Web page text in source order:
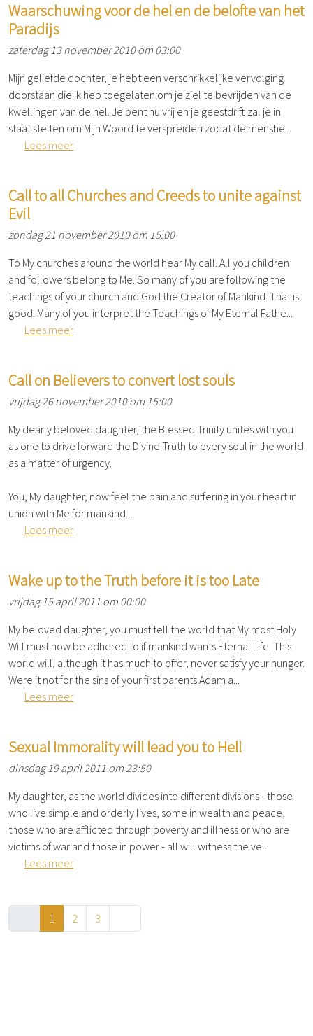
Waarschuwing voor de hel en de belofte van het
Paradijs
zaterdag 13 november 2010 om 03:00
Mijn geliefde dochter, je hebt een verschrikkelijke vervolging
doorstaan die Ik heb toegelaten om je ziel te bevrijden van de
kwellingen van de hel. Je bent nu vrij en je geestdrift zal je in
staat stellen om Mijn Woord te verspreiden zodat de menshe...
Lees meer
Call to all Churches and Creeds to unite against
Evil
zondag 21 november 2010 om 15:00
To My churches around the world hear My call. All you children
and followers belong to Me. So many of you are following the
teachings of your church and God the Creator of Mankind. That is
good. Many of you interpret the Teachings of My Eternal Fathe...
Lees meer
Call on Believers to convert lost souls
vrijdag 26 november 2010 om 15:00
My dearly beloved daughter, the Blessed Trinity unites with you
as one to drive forward the Divine Truth to every soul in the world
as a matter of urgency.
You, My daughter, now feel the pain and suffering in your heart in
union with Me for mankind....
Lees meer
Wake up to the Truth before it is too Late
vrijdag 15 april 2011 om 00:00
My beloved daughter, you must tell the world that My most Holy
Will must now be adhered to if mankind wants Eternal Life. This
world will, although it has much to offer, never satisfy your hunger.
Were it not for the sins of your first parents Adam a...
Lees meer
Sexual Immorality will lead you to Hell
dinsdag 19 april 2011 om 23:50
My daughter, as the world divides into different divisions - those
who live simple and orderly lives, some in wealth and peace,
those who are afflicted through poverty and illness or who are
victims of war and those in power - all will witness the ve...
Lees meer
1 2 3